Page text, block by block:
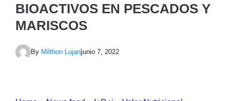
BIOACTIVOS EN PESCADOS Y
MARISCOS
By Milthon Lujanjunio 7, 2022